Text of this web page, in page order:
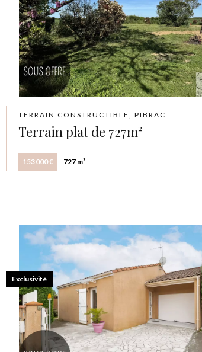
TERRAIN CONSTRUCTIBLE, PIBRAC
Terrain plat de 727m²
153 000 € 727 m²
Exclusivité